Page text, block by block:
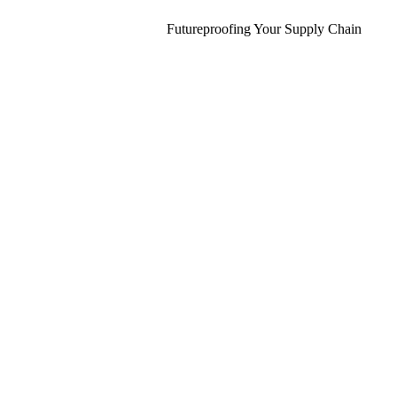
Futureproofing Your Supply Chain